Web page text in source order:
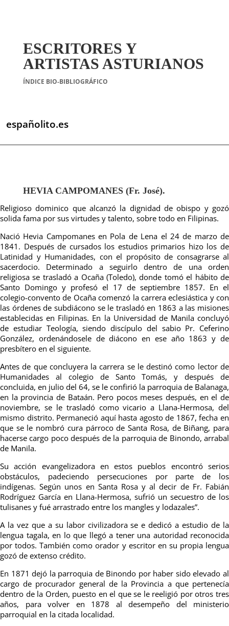
ESCRITORES Y
ARTISTAS ASTURIANOS
ÍNDICE BIO-BIBLIOGRÁFICO
españolito.es
HEVIA CAMPOMANES (Fr. José).
Religioso dominico que alcanzó la dignidad de obispo y gozó
solida fama por sus virtudes y talento, sobre todo en Filipinas.
Nació Hevia Campomanes en Pola de Lena el 24 de marzo de
1841. Después de cursados los estudios primarios hizo los de
Latinidad y Humanidades, con el propósito de consagrarse al
sacerdocio. Determinado a seguirlo dentro de una orden
religiosa se trasladó a Ocaña (Toledo), donde tomó el hábito de
Santo Domingo y profesó el 17 de septiembre 1857. En el
colegio-convento de Ocaña comenzó la carrera eclesiástica y con
las órdenes de subdiácono se le trasladó en 1863 a las misiones
establecidas en Filipinas. En la Universidad de Manila concluyó
de estudiar Teología, siendo discípulo del sabio Pr. Ceferino
González, ordenándosele de diácono en ese año 1863 y de
presbítero en el siguiente.
Antes de que concluyera la carrera se le destinó como lector de
Humanidades al colegio de Santo Tomás, y después de
concluida, en julio del 64, se le confirió la parroquia de Balanaga,
en la provincia de Bataán. Pero pocos meses después, en el de
noviembre, se le trasladó como vicario a Llana-Hermosa, del
mismo distrito. Permaneció aquí hasta agosto de 1867, fecha en
que se le nombró cura párroco de Santa Rosa, de Biñang, para
hacerse cargo poco después de la parroquia de Binondo, arrabal
de Manila.
Su acción evangelizadora en estos pueblos encontró serios
obstáculos, padeciendo persecuciones por parte de los
indígenas. Según unos en Santa Rosa y al decir de Fr. Fabián
Rodríguez García en Llana-Hermosa, sufrió un secuestro de los
tulisanes y fué arrastrado entre los mangles y lodazales”.
A la vez que a su labor civilizadora se e dedicó a estudio de la
lengua tagala, en lo que llegó a tener una autoridad reconocida
por todos. También como orador y escritor en su propia lengua
gozó de extenso crédito.
En 1871 dejó la parroquia de Binondo por haber sido elevado al
cargo de procurador general de la Provincia a que pertenecía
dentro de la Orden, puesto en el que se le reeligió por otros tres
años, para volver en 1878 al desempeño del ministerio
parroquial en la citada localidad.